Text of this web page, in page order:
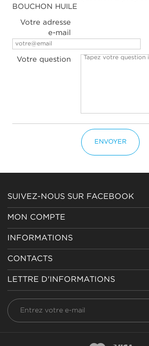
BOUCHON HUILE
Votre adresse
e-mail
Votre question
ENVOYER
SUIVEZ-NOUS SUR FACEBOOK
MON COMPTE
INFORMATIONS
CONTACTS
LETTRE D'INFORMATIONS